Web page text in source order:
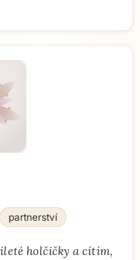
partnerství
holčičky a cítím,